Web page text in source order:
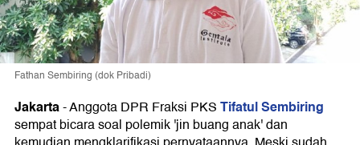
Fathan Sembiring (dok Pribadi)
Jakarta-Anggota DPR Fraksi PKSTifatul Sembiring
sempat bicara soal polemik 'jin buang anak' dan